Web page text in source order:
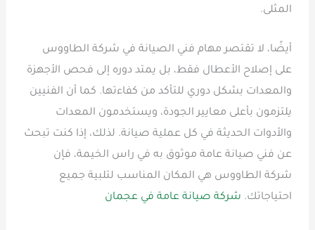
المثلى.
أيضًا، لا تقتصر مهام فني الصيانة في شركة الطاووس
على إصلاح الأعطال فقط، بل يمتد دوره إلى فحص الأجهزة
والمعدات بشكل دوري للتأكد من كفاءتها. كما أن الفنيين
يلتزمون بأعلى معايير الجودة، ويستخدمون المعدات
والأدوات الحديثة في كل عملية صيانة. لذلك، إذا كنت تبحث
عن فني صيانة عامة موثوق به في راس الخيمة، فإن
شركة الطاووس هي المكان المناسب لتلبية جميع
احتياجاتك. شركة صيانة عامة في عجمان